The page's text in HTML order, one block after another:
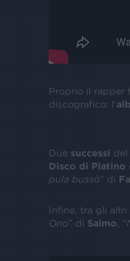
Proprio il rapper
discografico: l'
Due successi del
Disco di Platino
pula bussò” di
Infine, tra gli altri
Ono” di Salmo , “